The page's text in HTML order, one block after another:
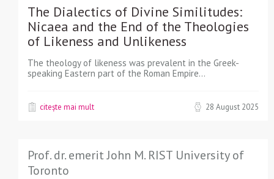
The Dialectics of Divine Similitudes:
Nicaea and the End of the Theologies
of Likeness and Unlikeness
The theology of likeness was prevalent in the Greek-
speaking Eastern part of the Roman Empire...
citește mai mult 28 August 2025
Prof. dr. emerit John M. RIST University of
Toronto